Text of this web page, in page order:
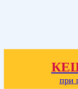
при